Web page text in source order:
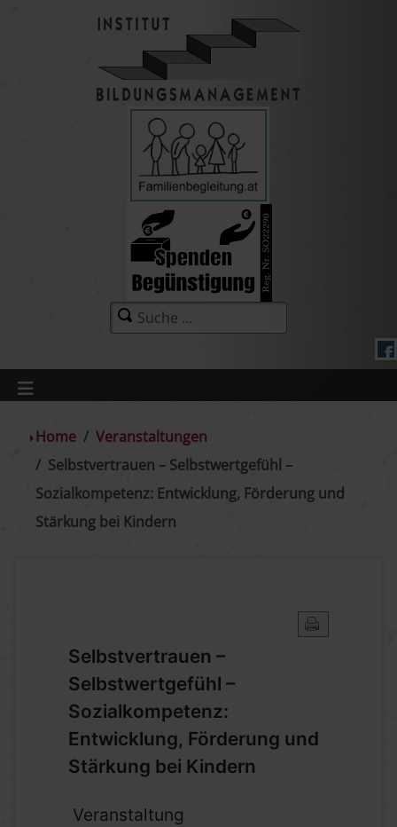
Home
Veranstaltungen
Selbstvertrauen – Selbstwertgefühl –
Sozialkompetenz: Entwicklung, Förderung und
Stärkung bei Kindern
Selbstvertrauen –
Selbstwertgefühl –
Sozialkompetenz:
Entwicklung, Förderung und
Stärkung bei Kindern
Veranstaltung